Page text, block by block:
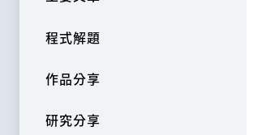
程式解題
作品分享
研究分享